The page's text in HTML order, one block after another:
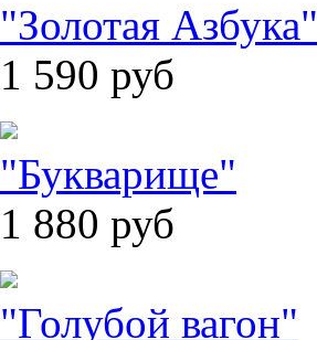
"Золотая Азбука"
1 590 руб
"Букварище"
1 880 руб
"Голубой вагон"